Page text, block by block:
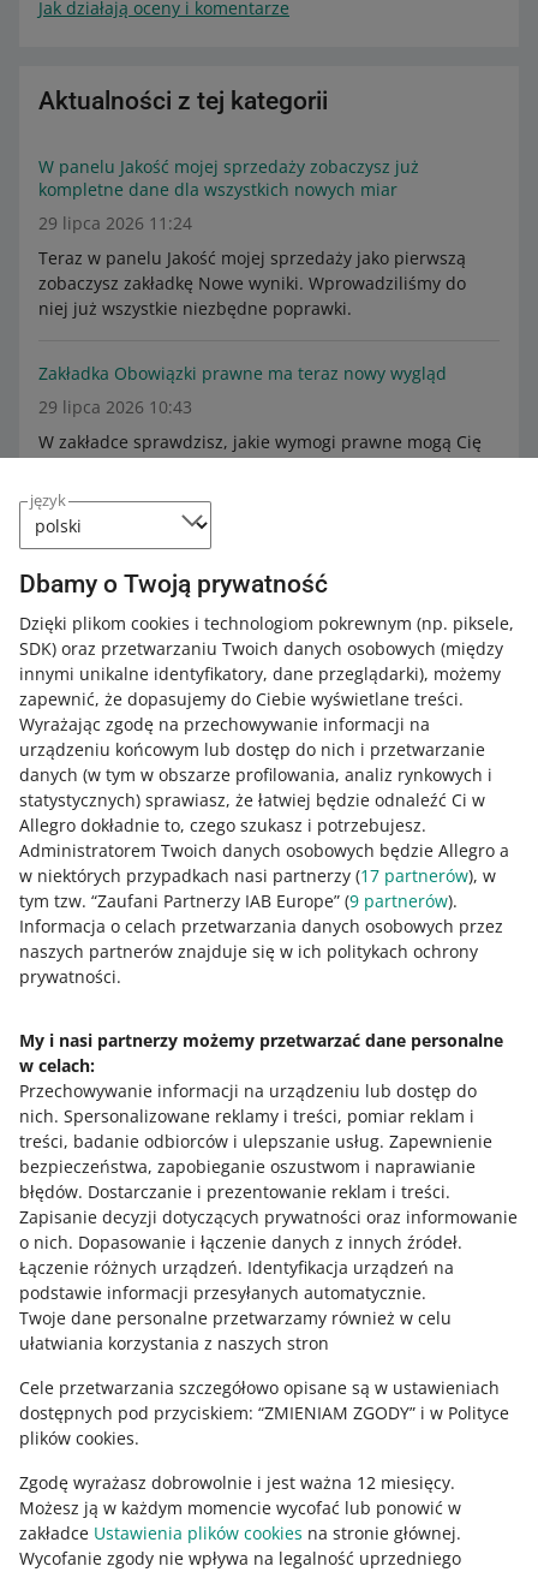
język
Dbamy o Twoją prywatność
Dzięki plikom cookies i technologiom pokrewnym (np. piksele,
SDK) oraz przetwarzaniu Twoich danych osobowych (między
innymi unikalne identyfikatory, dane przeglądarki), możemy
zapewnić, że dopasujemy do Ciebie wyświetlane treści.
Wyrażając zgodę na przechowywanie informacji na
urządzeniu końcowym lub dostęp do nich i przetwarzanie
danych (w tym w obszarze profilowania, analiz rynkowych i
statystycznych) sprawiasz, że łatwiej będzie odnaleźć Ci w
Allegro dokładnie to, czego szukasz i potrzebujesz.
Administratorem Twoich danych osobowych będzie Allegro a
w niektórych przypadkach nasi partnerzy (17 partnerów), w
tym tzw. “Zaufani Partnerzy IAB Europe” (9 partnerów).
Informacja o celach przetwarzania danych osobowych przez
naszych partnerów znajduje się w ich politykach ochrony
prywatności.
My i nasi partnerzy możemy przetwarzać dane personalne
w celach:
Przechowywanie informacji na urządzeniu lub dostęp do
nich. Spersonalizowane reklamy i treści, pomiar reklam i
treści, badanie odbiorców i ulepszanie usług. Zapewnienie
bezpieczeństwa, zapobieganie oszustwom i naprawianie
błędów. Dostarczanie i prezentowanie reklam i treści.
Zapisanie decyzji dotyczących prywatności oraz informowanie
o nich. Dopasowanie i łączenie danych z innych źródeł.
Łączenie różnych urządzeń. Identyfikacja urządzeń na
podstawie informacji przesyłanych automatycznie.
Twoje dane personalne przetwarzamy również w celu
ułatwiania korzystania z naszych stron
Cele przetwarzania szczegółowo opisane są w ustawieniach
dostępnych pod przyciskiem: “ZMIENIAM ZGODY” i w Polityce
plików cookies.
Zgodę wyrażasz dobrowolnie i jest ważna 12 miesięcy.
Możesz ją w każdym momencie wycofać lub ponowić w
zakładce Ustawienia plików cookies na stronie głównej.
Wycofanie zgody nie wpływa na legalność uprzedniego
Jak działają oceny i komentarze
Aktualności z tej kategorii
W panelu Jakość mojej sprzedaży zobaczysz już
kompletne dane dla wszystkich nowych miar
29 lipca 2026 11:24
Teraz w panelu Jakość mojej sprzedaży jako pierwszą
zobaczysz zakładkę Nowe wyniki. Wprowadziliśmy do
niej już wszystkie niezbędne poprawki.
Zakładka Obowiązki prawne ma teraz nowy wygląd
29 lipca 2026 10:43
W zakładce sprawdzisz, jakie wymogi prawne mogą Cię
przepisach krajowych i europejskich.
Przekładamy zmiany w jakości sprzedaży na 26
sierpnia
24 czerwca 2026 09:07
Dowiedz się, co poprawiliśmy w zakładce Nowe wyniki i
dlaczego przesuwamy na później zmiany w jakości
sprzedaży.
Uwzględniliśmy Wasze sugestie – zobacz
zaktualizowane zmiany w jakości sprzedaży
20 maja 2026 16:07
Po ogłoszeniu zmian, które planujemy, dostaliśmy od
Was mnóstwo cennych komentarzy. Na ich podstawie
przygotowaliśmy zaktualizowaną wersję, która lepiej
odpowie na potrzeby sprzedających.
6 maja 2026 15:27
W zakładce Nowe wyniki w mierze Terminowe
odpowiedzi nie uwzględniamy jeszcze pytań, które
kupujący zadał Ci przez opcję Zapytaj o zakup. Będziemy
to robić po 1 czerwca.
ZOBACZ STARSZE